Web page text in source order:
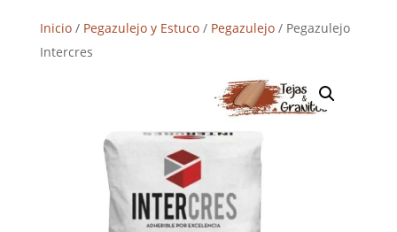
Inicio/ Pegazulejo y Estuco/ Pegazulejo/ Pegazulejo
Intercres